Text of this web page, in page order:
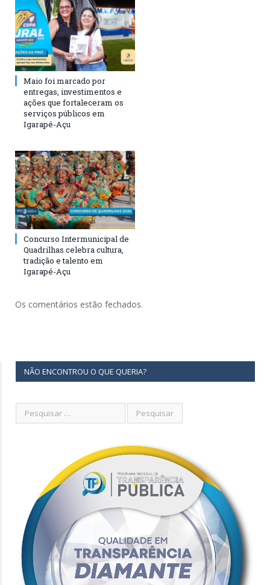
Maio foi marcado por
entregas, investimentos e
ações que fortaleceram os
serviços públicos em
Igarapé-Açu
Concurso Intermunicipal de
Quadrilhas celebra cultura,
tradição e talento em
Igarapé-Açu
Os comentários estão fechados.
NÃO ENCONTROU O QUE QUERIA?